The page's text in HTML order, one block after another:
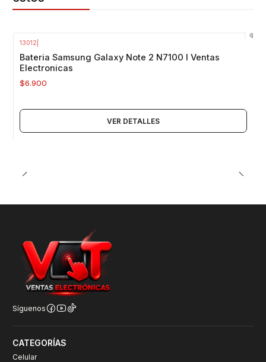
13012
Bateria Samsung Galaxy Note 2 N7100 I Ventas
Electronicas
$6.900
VER DETALLES
Síguenos
CATEGORÍAS
Celular